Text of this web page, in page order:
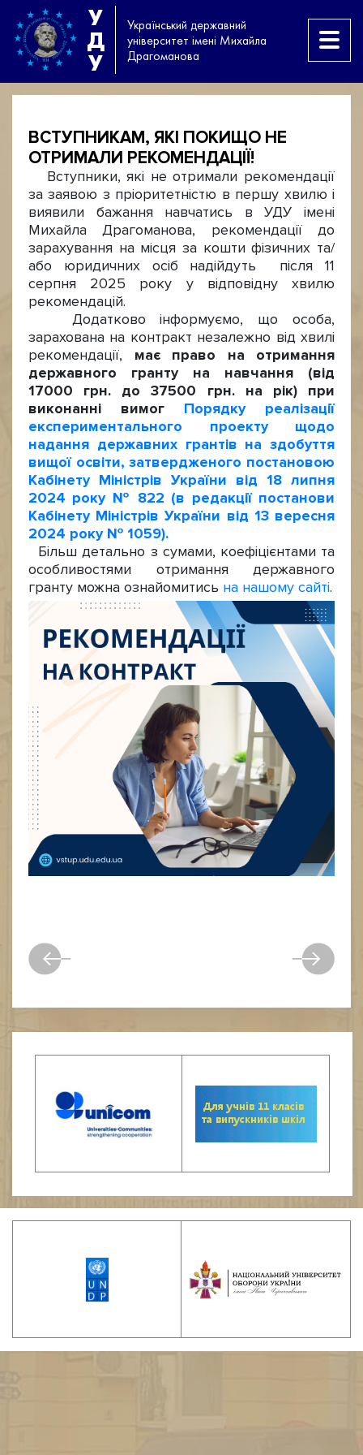
У
Д
У
Український державний
університет імені Михайла
Драгоманова
ВСТУПНИКАМ, ЯКІ ПОКИЩО НЕ
ОТРИМАЛИ РЕКОМЕНДАЦІЇ!
Вступники, які не отримали рекомендації
за заявою з пріоритетністю в першу хвилю і
виявили бажання навчатись в УДУ імені
Михайла Драгоманова, рекомендації до
зарахування на місця за кошти фізичних та/
або юридичних осіб надійдуть після 11
серпня 2025 року у відповідну хвилю
рекомендацій.
Додатково інформуємо, що особа,
зарахована на контракт незалежно від хвилі
рекомендації, має право на отримання
державного гранту на навчання (від
17000 грн. до 37500 грн. на рік) при
виконанні вимог Порядку реалізації
експериментального проекту щодо
надання державних грантів на здобуття
вищої освіти, затвердженого постановою
Кабінету Міністрів України від 18 липня
2024 року № 822 (в редакції постанови
Кабінету Міністрів України від 13 вересня
2024 року № 1059).
Більш детально з сумами, коефіцієнтами та
особливостями отримання державного
гранту можна ознайомитись на нашому сайті.